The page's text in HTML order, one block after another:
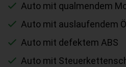
Auto mit qualmendem
Auto mit auslaufendem Öl
Auto mit defektem ABS
Auto mit